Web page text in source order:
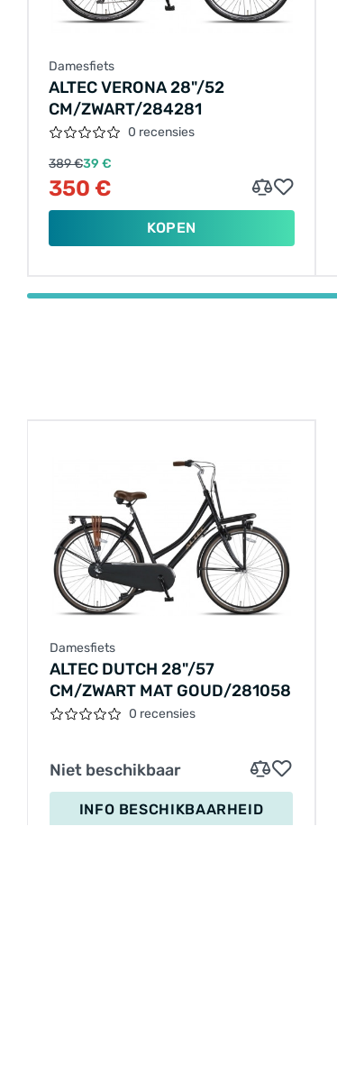
Damesfiets
ALTEC VERONA 28"/52
CM/ZWART/284281
0 recensies
389 €39 €
350 €
KOPEN
Damesfiets
ALTEC DUTCH 28"/57
CM/ZWART MAT GOUD/281058
0 recensies
Niet beschikbaar
INFO BESCHIKBAARHEID